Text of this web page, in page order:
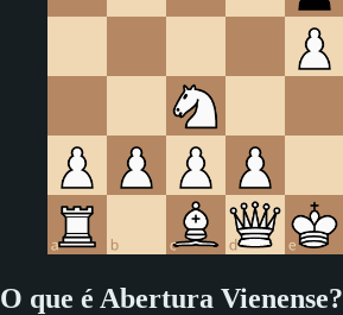
O que é Abertura Vienense?